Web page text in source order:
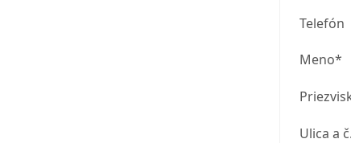
Telefón
Meno*
Ulica a